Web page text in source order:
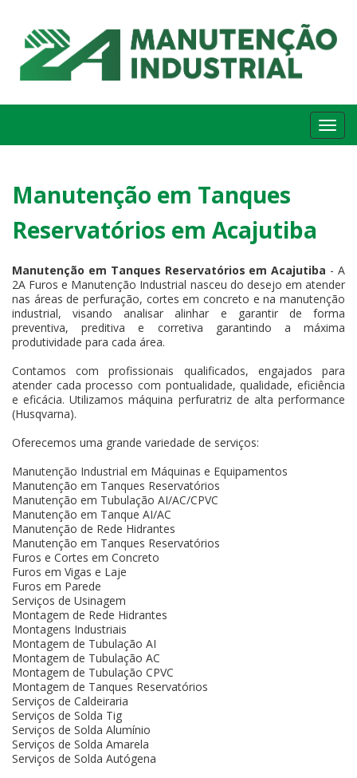
Manutenção em Tanques
Reservatórios em Acajutiba
Manutenção em Tanques Reservatórios em Acajutiba - A
2A Furos e Manutenção Industrial nasceu do desejo em atender
nas áreas de perfuração, cortes em concreto e na manutenção
industrial, visando analisar alinhar e garantir de forma
preventiva, preditiva e corretiva garantindo a máxima
produtividade para cada área.
Contamos com profissionais qualificados, engajados para
atender cada processo com pontualidade, qualidade, eficiência
e eficácia. Utilizamos máquina perfuratriz de alta performance
(Husqvarna).
Oferecemos uma grande variedade de serviços:
Manutenção Industrial em Máquinas e Equipamentos
Manutenção em Tanques Reservatórios
Manutenção em Tubulação AI/AC/CPVC
Manutenção em Tanque AI/AC
Manutenção de Rede Hidrantes
Manutenção em Tanques Reservatórios
Furos e Cortes em Concreto
Furos em Vigas e Laje
Furos em Parede
Serviços de Usinagem
Montagem de Rede Hidrantes
Montagens Industriais
Montagem de Tubulação AI
Montagem de Tubulação AC
Montagem de Tubulação CPVC
Montagem de Tanques Reservatórios
Serviços de Caldeiraria
Serviços de Solda Tig
Serviços de Solda Alumínio
Serviços de Solda Amarela
Serviços de Solda Autógena